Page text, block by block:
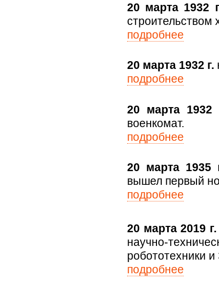
20 марта 1932
строительством
подробнее
20 марта 1932 г.
подробнее
20 марта 1932
военкомат.
подробнее
20 марта 1935
вышел первый
подробнее
20 марта 2019 г.
научно-
робототехники
подробнее